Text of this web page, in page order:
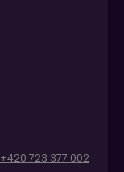
+420 723 377 002